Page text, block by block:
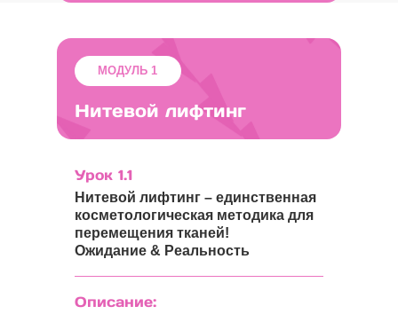
Нитевой лифтинг
Урок 1.1
МОДУЛЬ 1
Описание:
Нитевой лифтинг – единственная
косметологическая методика для
перемещения тканей!
Ожидание & Реальность